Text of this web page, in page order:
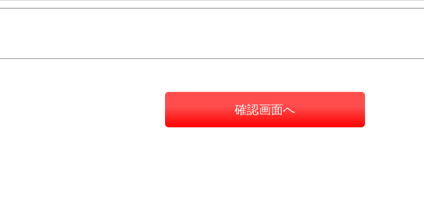
確認画面へ